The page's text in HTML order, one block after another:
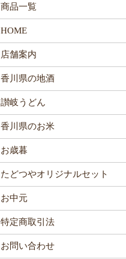
商品一覧
HOME
店舗案内
香川県の地酒
讃岐うどん
香川県のお米
お歳暮
たどつやオリジナルセット
お中元
特定商取引法
お問い合わせ